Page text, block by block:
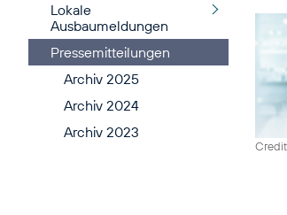
Lokale
Ausbaumeldungen
Pressemitteilungen
Archiv 2025
Archiv 2024
Archiv 2023